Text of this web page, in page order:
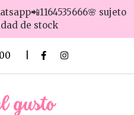
sujeto
de stock